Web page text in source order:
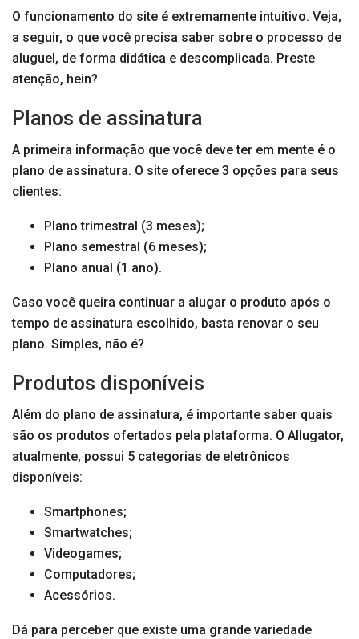
O funcionamento do site é extremamente intuitivo. Veja,
a seguir, o que você precisa saber sobre o processo de
aluguel, de forma didática e descomplicada. Preste
atenção, hein?
Planos de assinatura
A primeira informação que você deve ter em mente é o
plano de assinatura. O site oferece 3 opções para seus
clientes:
Plano trimestral (3 meses);
Plano semestral (6 meses);
Plano anual (1 ano).
Caso você queira continuar a alugar o produto após o
tempo de assinatura escolhido, basta renovar o seu
plano. Simples, não é?
Produtos disponíveis
Além do plano de assinatura, é importante saber quais
são os produtos ofertados pela plataforma. O Allugator,
atualmente, possui 5 categorias de eletrônicos
disponíveis:
Smartphones;
Smartwatches;
Videogames;
Computadores;
Acessórios.
Dá para perceber que existe uma grande variedade